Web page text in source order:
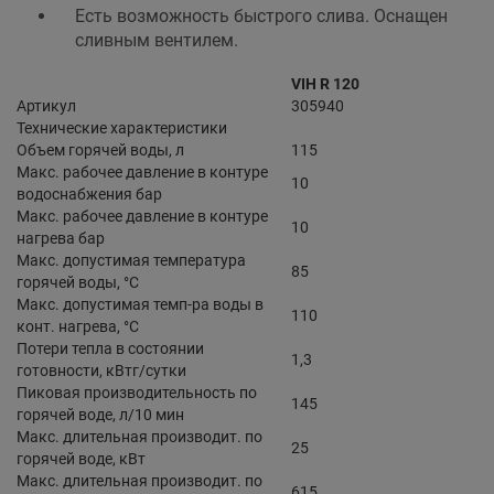
Есть возможность быстрого слива. Оснащен
сливным вентилем.
VIH R 120
Артикул
305940
Технические характеристики
Объем горячей воды, л
115
Макс. рабочее давление в контуре
водоснабжения бар
10
Макс. рабочее давление в контуре
нагрева бар
10
Макс. допустимая температура
горячей воды, °С
85
Макс. допустимая темп-ра воды в
конт. нагрева, °С
110
Потери тепла в состоянии
готовности, кВтг/сутки
1,3
Пиковая производительность по
горячей воде, л/10 мин
145
Макс. длительная производит. по
горячей воде, кВт
25
Макс. длительная производит. по